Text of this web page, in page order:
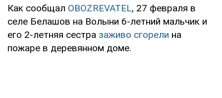
Как сообщал OBOZREVATEL, 27 февраля в
селе Белашов на Волыни 6-летний мальчик и
его 2-летняя сестра заживо сгорели на
пожаре в деревянном доме.